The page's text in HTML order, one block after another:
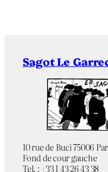
Sagot Le
10 rue de Buci 75006
Fond de cour gauche
Tel. : +33 1 43 26 43 38